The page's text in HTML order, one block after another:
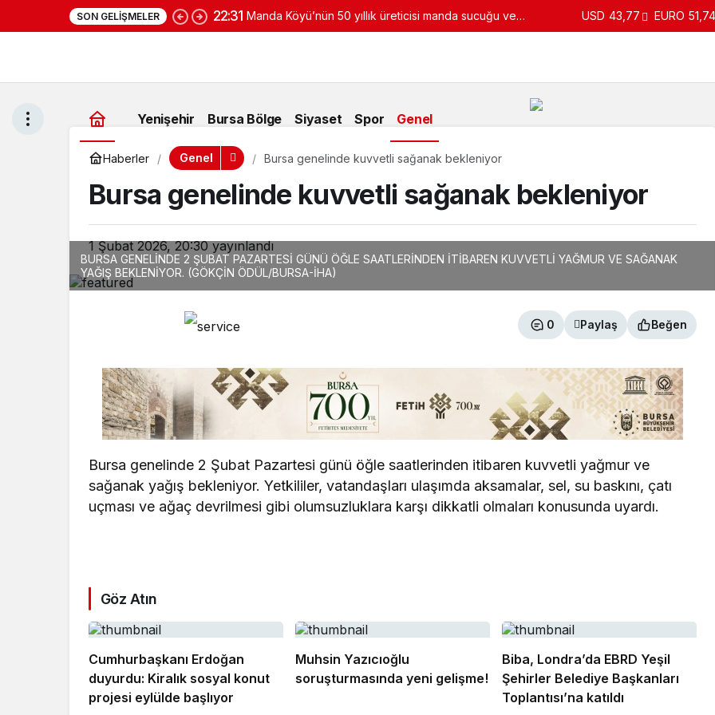
SON GELIŞMELER 22:31 Manda Köyü’nün 50 yıllık üreticisi manda sucuğu ve USD 43,77 EURO 51,74
Yenişehir Bursa Bölge Siyaset Spor Genel
Haberler Genel Bursa genelinde kuvvetli sağanak bekleniyor
Bursa genelinde kuvvetli sağanak bekleniyor
1 Şubat 2026, 20:30yayınlandı
BURSA GENELİNDE 2 ŞUBAT PAZARTESİ GÜNÜ ÖĞLE SAATLERİNDEN İTİBAREN KUVVETLİ YAĞMUR VE SAĞANAK
YAĞIŞ BEKLENİYOR. (GÖKÇİN ÖDÜL/BURSA-İHA)
0 Paylaş Beğen
Bursa genelinde 2 Şubat Pazartesi günü öğle saatlerinden itibaren kuvvetli yağmur ve
sağanak yağış bekleniyor. Yetkililer, vatandaşları ulaşımda aksamalar, sel, su baskını, çatı
uçması ve ağaç devrilmesi gibi olumsuzluklara karşı dikkatli olmaları konusunda uyardı.
Göz Atın
Cumhurbaşkanı Erdoğan
duyurdu: Kiralık sosyal konut
projesi eylülde başlıyor
Muhsin Yazıcıoğlu
soruşturmasında yeni gelişme!
Biba, Londra’da EBRD Yeşil
Şehirler Belediye Başkanları
Toplantısı’na katıldı